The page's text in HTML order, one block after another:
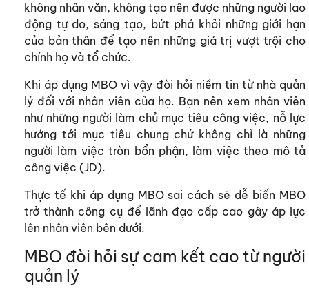
không nhân văn, không tạo nên được những người lao
động tự do, sáng tạo, bứt phá khỏi những giới hạn
của bản thân để tạo nên những giá trị vượt trội cho
chính họ và tổ chức.
Khi áp dụng MBO vì vậy đòi hỏi niềm tin từ nhà quản
lý đối với nhân viên của họ. Bạn nên xem nhân viên
như những người làm chủ mục tiêu công việc, nỗ lực
hướng tới mục tiêu chung chứ không chỉ là những
người làm việc tròn bổn phận, làm việc theo mô tả
công việc (JD).
Thực tế khi áp dụng MBO sai cách sẽ dễ biến MBO
trở thành công cụ để lãnh đạo cấp cao gây áp lực
lên nhân viên bên dưới.
MBO đòi hỏi sự cam kết cao từ người
quản lý